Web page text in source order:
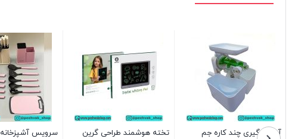
آبلیمو گیری چند کاره جم
تخته هوشمند طراحی گرین
سرویس آشپزخانه